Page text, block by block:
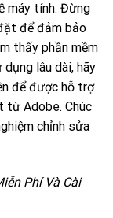
máy tính. Đừng
để đảm bảo
thấy phần mềm
lâu dài, hãy
để được hỗ trợ
từ Adobe. Chúc
chỉnh sửa
Phí Và Cài